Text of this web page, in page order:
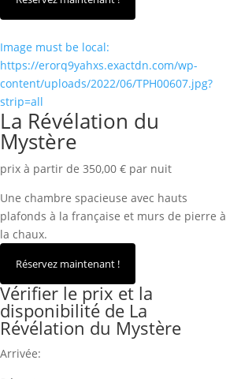
Image must be local:
https://erorq9yahxs.exactdn.com/wp-
content/uploads/2022/06/TPH00607.jpg?
strip=all
La Révélation du
Mystère
prix à partir de 350,00 € par nuit
Une chambre spacieuse avec hauts
plafonds à la française et murs de pierre à
la chaux.
Vérifier le prix et la
disponibilité de La
Révélation du Mystère
Arrivée: